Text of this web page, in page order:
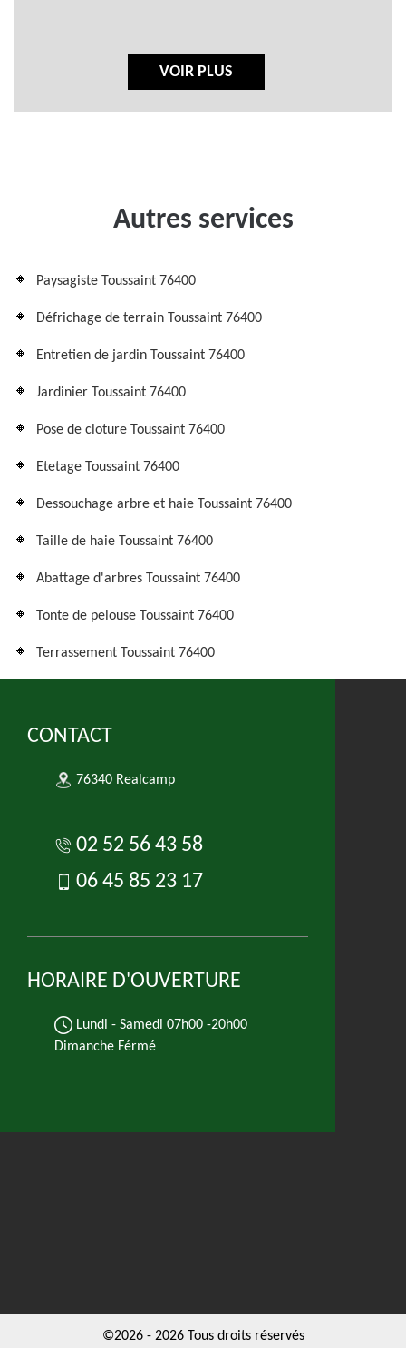
VOIR PLUS
Autres services
Paysagiste Toussaint 76400
Défrichage de terrain Toussaint 76400
Entretien de jardin Toussaint 76400
Jardinier Toussaint 76400
Pose de cloture Toussaint 76400
Etetage Toussaint 76400
Dessouchage arbre et haie Toussaint 76400
Taille de haie Toussaint 76400
Abattage d'arbres Toussaint 76400
Tonte de pelouse Toussaint 76400
Terrassement Toussaint 76400
CONTACT
76340 Realcamp
02 52 56 43 58
06 45 85 23 17
HORAIRE D'OUVERTURE
Lundi - Samedi 07h00 -20h00
Dimanche Férmé
©2026 - 2026 Tous droits réservés